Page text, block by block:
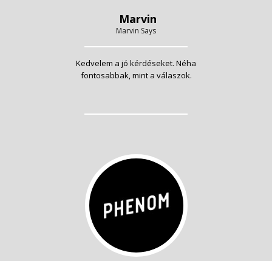
Marvin
Marvin Says
Kedvelem a jó kérdéseket. Néha
fontosabbak, mint a válaszok.